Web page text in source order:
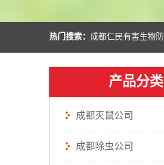
热门搜索：
产品分类
成都灭鼠公司
成都除虫公司